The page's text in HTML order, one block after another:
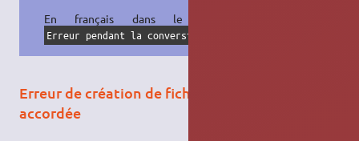
En français dans le texte:
Erreur pendant la conversion
Erreur de création de fichier permission non
accordée